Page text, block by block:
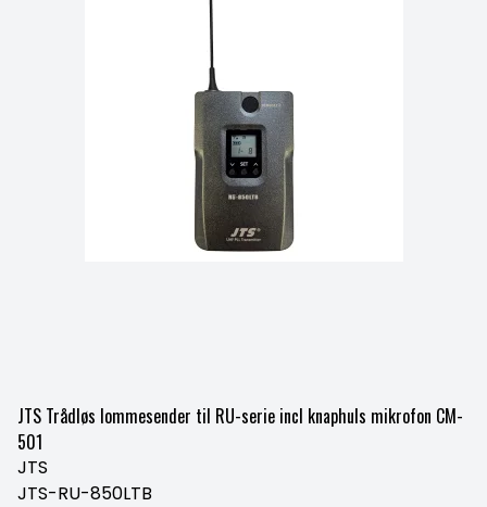
JTS Trådløs lommesender til RU-serie incl knaphuls mikrofon CM-
501
JTS
JTS-RU-850LTB